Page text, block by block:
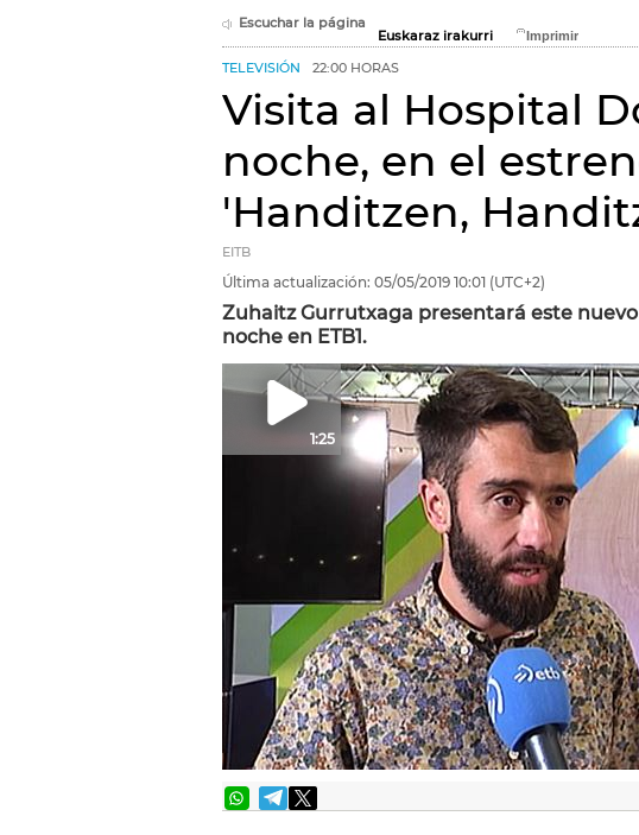
Escuchar la página
Euskaraz irakurri
TELEVISIÓN 22:00 HORAS
Visita al Hospital
noche, en el
'Handitzen,
EITB
Última actualización: 05/05/2019 10:01 (UTC+2)
Zuhaitz Gurrutxaga presentará este
noche en ETB1.
1:25